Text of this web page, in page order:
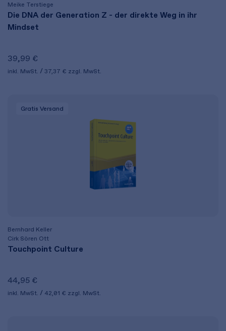
Meike Terstiege
Die DNA der Generation Z - der direkte Weg in ihr
Mindset
39,99 €
inkl. MwSt. 37,37 € zzgl. MwSt.
Gratis Versand
Bernhard Keller
Cirk Sören Ott
Touchpoint Culture
44,95 €
inkl. MwSt. 42,01 € zzgl. MwSt.